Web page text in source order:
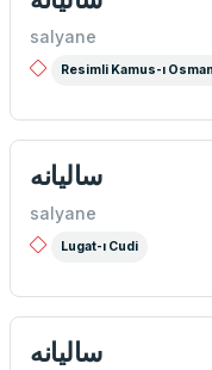
salyane
Resimli Kamus-ı
ساليانه
salyane
Lugat-ı Cudi
ساليانه